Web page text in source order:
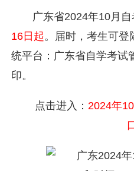
广东省2024年10月自
16日起。届时，考生可登
统平台：广东省自学考试
印。
点击进入： 2024年